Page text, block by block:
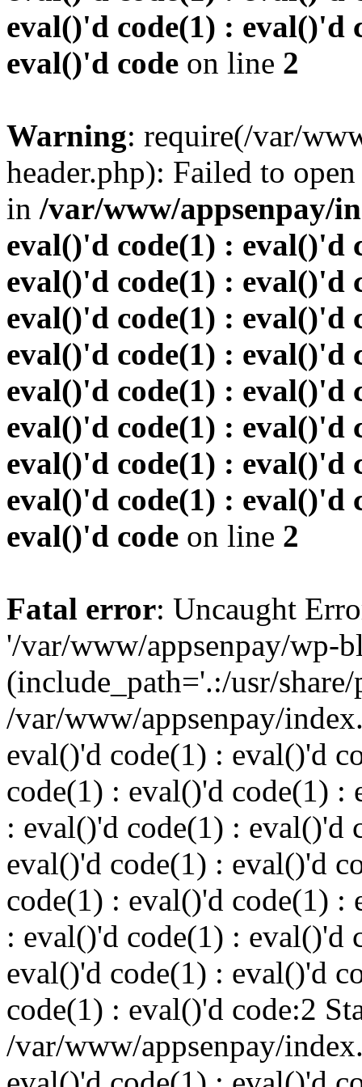
eval()'d code(1) : eval()'d
eval()'d code on line 2
Warning: require(/var/
header.php): Failed to
in /var/www/appsenpay/
eval()'d code(1) : eval()'d
eval()'d code(1) : eval()'d
eval()'d code(1) : eval()'d
eval()'d code(1) : eval()'d
eval()'d code(1) : eval()'d
eval()'d code(1) : eval()'d
eval()'d code(1) : eval()'d
eval()'d code(1) : eval()'d
eval()'d code on line 2
Fatal error: Uncaught
'/var/www/appsenpay/wp-
(include_path='.:/usr/
/var/www/appsenpay/
eval()'d code(1) : eval()'d
code(1) : eval()'d code(1) :
: eval()'d code(1) : eval()'d
eval()'d code(1) : eval()'d
code(1) : eval()'d code(1) :
: eval()'d code(1) : eval()'d
eval()'d code(1) : eval()'d
code(1) : eval()'d code:2
/var/www/appsenpay/